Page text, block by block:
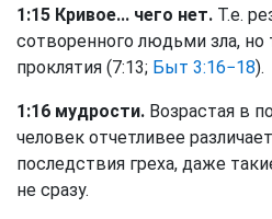
1:15 Кривое... чего нет. Т.е.
сотворенного людьми зла,
проклятия (7:13; Быт 3:16−18).
1:16 мудрости. Возрастая в
человек отчетливее
последствия греха, даже
не сразу.